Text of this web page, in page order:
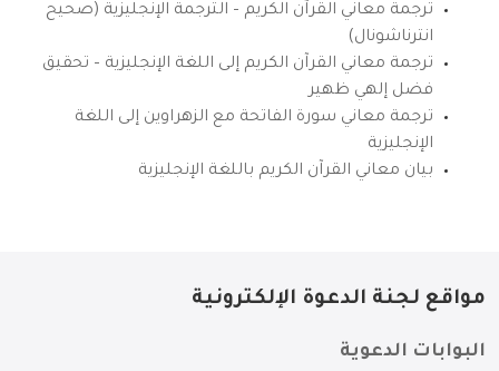
ترجمة معاني القرآن الكريم – الترجمة الإنجليزية (صحيح
انترناشونال)
ترجمة معاني القرآن الكريم إلى اللغة الإنجليزية – تحقيق
فضل إلهي ظهير
ترجمة معاني سورة الفاتحة مع الزهراوين إلى اللغة
الإنجليزية
بيان معاني القرآن الكريم باللغة الإنجليزية
مواقع لجنة الدعوة الإلكترونية
البوابات الدعوية